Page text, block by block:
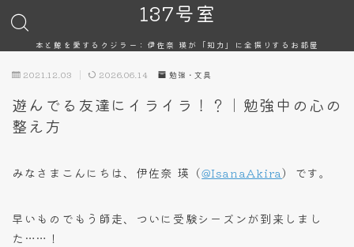
137号室
本と鯨を愛するクジラー：伊佐奈 瑛が「知力」に全振りするお部屋
2021.12.03 2026.06.14 勉強・文具
遊んでる友達にイライラ！？｜勉強中の心の
整え方
みなさまこんにちは、伊佐奈 瑛（@IsanaAkira）です。
早いものでもう師走、ついに受験シーズンが到来しまし
た……！